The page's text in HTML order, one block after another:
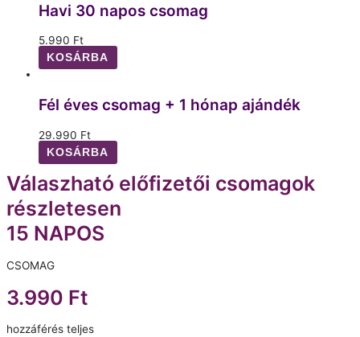
Havi 30 napos csomag
5.990 Ft
KOSÁRBA
Fél éves csomag + 1 hónap ajándék
29.990 Ft
KOSÁRBA
Válaszható előfizetői csomagok
részletesen
15 NAPOS
CSOMAG
3.990 Ft
hozzáférés teljes